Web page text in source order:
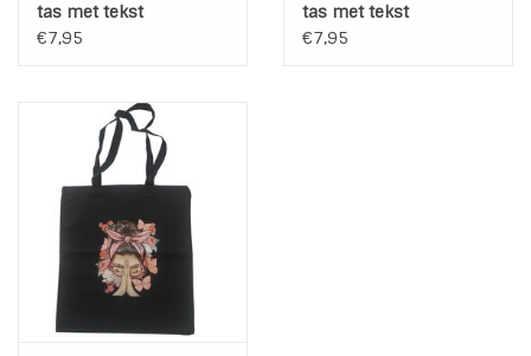
tas met tekst
€7,95
tas met tekst
€7,95